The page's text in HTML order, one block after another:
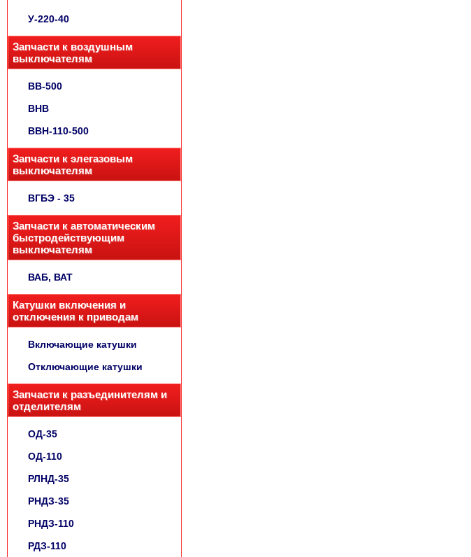
У-220-40
Запчасти к воздушным
выключателям
ВВ-500
ВНВ
ВВН-110-500
Запчасти к элегазовым
выключателям
ВГБЭ - 35
Запчасти к автоматическим
быстродействующим
выключателям
ВАБ, ВАТ
Катушки включения и
отключения к приводам
Включающие катушки
Отключающие катушки
Запчасти к разъединителям и
отделителям
ОД-35
ОД-110
РЛНД-35
РНДЗ-35
РНДЗ-110
РДЗ-110